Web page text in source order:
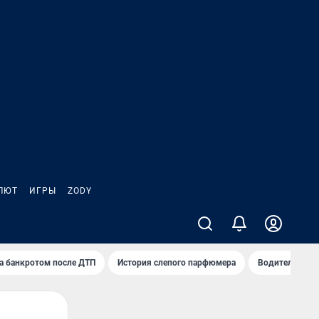
ИГРЫ ZODY
банкротом после ДТП История слепого парфюмера Водители